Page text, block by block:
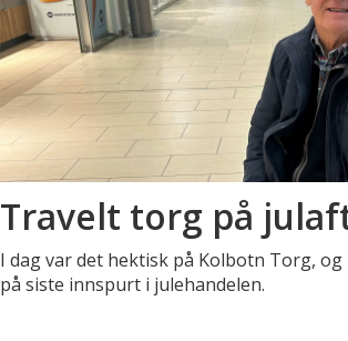
Travelt torg på
I dag var det hektisk på Kolbotn Torg,
på siste innspurt i julehandelen.